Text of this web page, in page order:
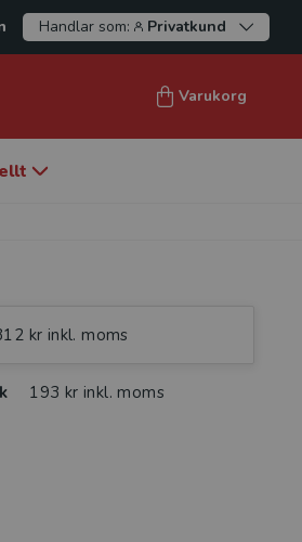
Handlar som: Privatkund
Varukorg
kr inkl. moms
193 kr inkl. moms